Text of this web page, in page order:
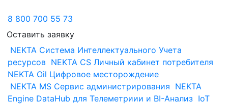
8 800 700 55 73
Оставить заявку
NEKTA Система Интеллектуального Учета
ресурсов NEKTA CS Личный кабинет потребителя
NEKTA Oil Цифровое месторождение
NEKTA MS Сервис администрирования NEKTA
Engine DataHub для Телеметриии и BI-Анализ IoT